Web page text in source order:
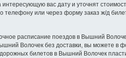
вас дату и уточнят
или через форму заказ ж/д
расписание поездов в Вышний
Волочек без доставки, вы можете в
билетов в Вышний Волочек